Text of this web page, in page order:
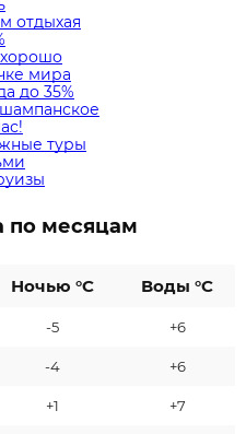
отдыхая
мира
до 35%
туры
по месяцам
Ночью °C Воды °C
-5 +6
-4 +6
+1 +7